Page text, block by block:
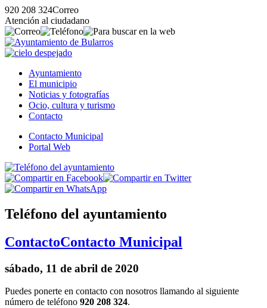
920 208 324Correo
Atención al ciudadano
Ayuntamiento
El municipio
Noticias y fotografías
Ocio, cultura y turismo
Contacto
Contacto Municipal
Portal Web
Teléfono del ayuntamiento
ContactoContacto Municipal
sábado, 11 de abril de 2020
Puedes ponerte en contacto con nosotros llamando al siguiente
número de teléfono 920 208 324.